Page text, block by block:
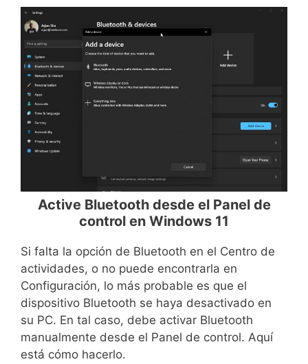
Active Bluetooth desde el Panel de
control en Windows 11
Si falta la opción de Bluetooth en el Centro de
actividades, o no puede encontrarla en
Configuración, lo más probable es que el
dispositivo Bluetooth se haya desactivado en
su PC. En tal caso, debe activar Bluetooth
manualmente desde el Panel de control. Aquí
está cómo hacerlo.